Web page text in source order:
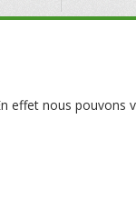
effet nous pouvons